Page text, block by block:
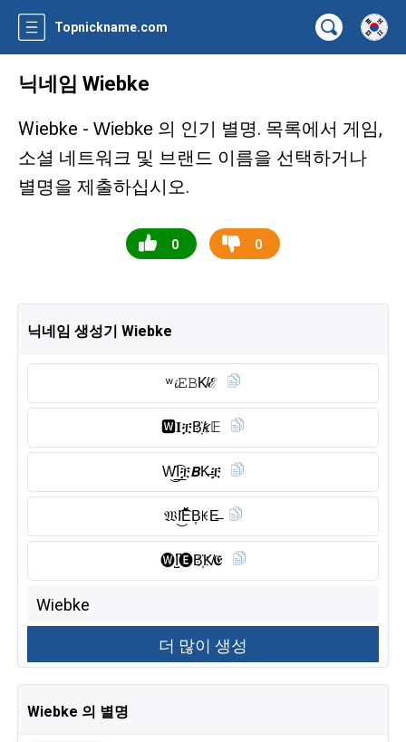
Topnickname.com
닉네임 Wiebke
Wiebke - Wiebke 의 인기 별명. 목록에서 게임,
소셜 네트워크 및 브랜드 이름을 선택하거나
별명을 제출하십시오.
0 0
닉네임 생성기 Wiebke
ʷ𝓲𝙴𝙱K̸ℰ
🆆︎𝐈ቿB҉𝘬𝔼
W͜͡I͟ቿ𝘽K̶ቿ
𝔚I͜͡Ĕ̈B͎ꀘE̶
🅦︎I̺͆🅔︎B҉K̸𝕰
Wiebke 의 별명